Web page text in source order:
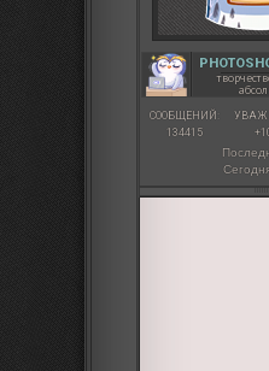
СООБЩЕНИЙ:
134415